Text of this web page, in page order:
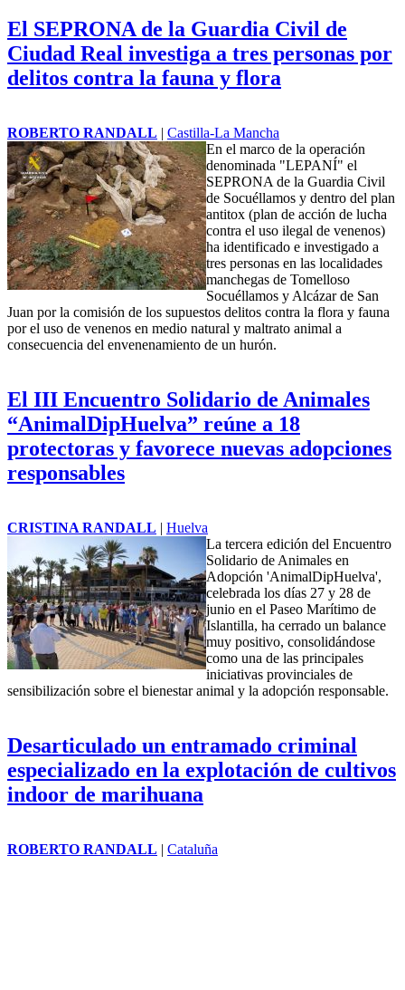
El SEPRONA de la Guardia Civil de
Ciudad Real investiga a tres personas por
delitos contra la fauna y flora
ROBERTO RANDALL | Castilla-La Mancha
En el marco de la operación
denominada "LEPANÍ" el
SEPRONA de la Guardia Civil
de Socuéllamos y dentro del plan
antitox (plan de acción de lucha
contra el uso ilegal de venenos)
ha identificado e investigado a
tres personas en las localidades
manchegas de Tomelloso
Socuéllamos y Alcázar de San
Juan por la comisión de los supuestos delitos contra la flora y fauna
por el uso de venenos en medio natural y maltrato animal a
consecuencia del envenenamiento de un hurón.
El III Encuentro Solidario de Animales
“AnimalDipHuelva” reúne a 18
protectoras y favorece nuevas adopciones
responsables
CRISTINA RANDALL | Huelva
La tercera edición del Encuentro
Solidario de Animales en
Adopción 'AnimalDipHuelva',
celebrada los días 27 y 28 de
junio en el Paseo Marítimo de
Islantilla, ha cerrado un balance
muy positivo, consolidándose
como una de las principales
iniciativas provinciales de
sensibilización sobre el bienestar animal y la adopción responsable.
Desarticulado un entramado criminal
especializado en la explotación de cultivos
indoor de marihuana
ROBERTO RANDALL | Cataluña